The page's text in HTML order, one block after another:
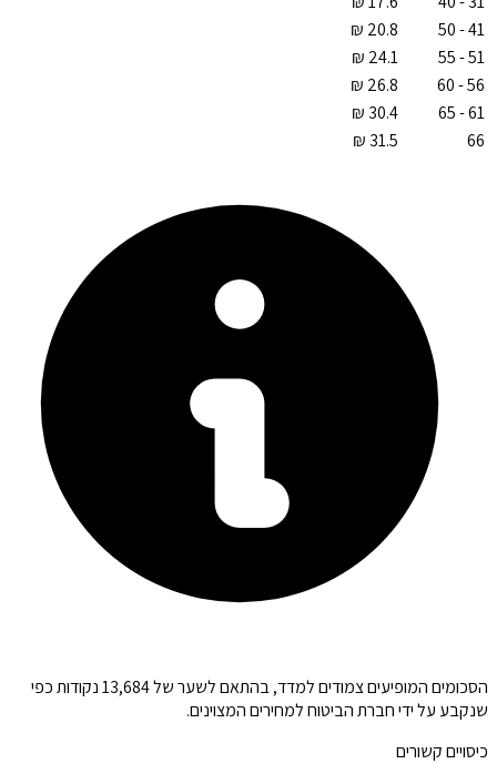
41 - 50
51 - 55
56 - 60
61 - 65
66
הסכומים המופיעים צמודים למדד, בהתאם לשער של 13,684 נקודות כפי
שנקבע על ידי חברת הביטוח למחירים המצוינים.
כיסויים קשורים